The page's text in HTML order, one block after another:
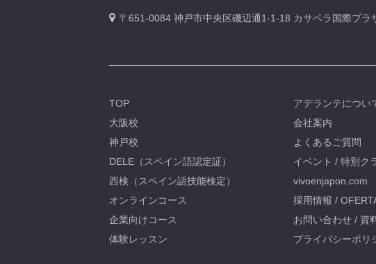
〒651-0084 神戸市中央区磯辺通1-1-18 カサベラ国際プラ
TOP
大阪校
神戸校
DELE（スペイン語認定証）
西検（スペイン語技能検定）
オンラインコース
企業向けコース
体験レッスン
アデランテについ
会社案内
よくあるご質問
イベント / 特別ク
vivoenjapon.com
採用情報 /
お問い合わせ / 資
プライバシーポリ